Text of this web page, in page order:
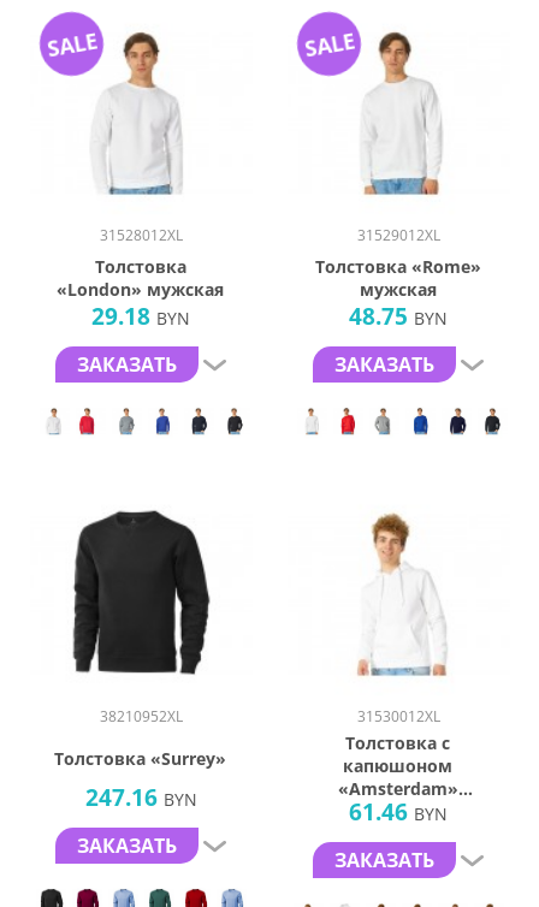
31528012XL
Толстовка
«London» мужская
29.18 BYN
ЗАКАЗАТЬ
SALE
31529012XL
Толстовка «Rome»
мужская
48.75 BYN
ЗАКАЗАТЬ
SALE
38210952XL
Толстовка «Surrey»
247.16 BYN
ЗАКАЗАТЬ
31530012XL
Толстовка с
капюшоном
«Amsterdam»
мужская
61.46 BYN
ЗАКАЗАТЬ